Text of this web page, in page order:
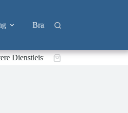
Branchen
DienstleistungenWarenkorb